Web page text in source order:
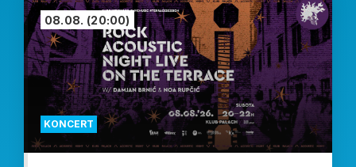
KONCERT
08.08. (20:00)